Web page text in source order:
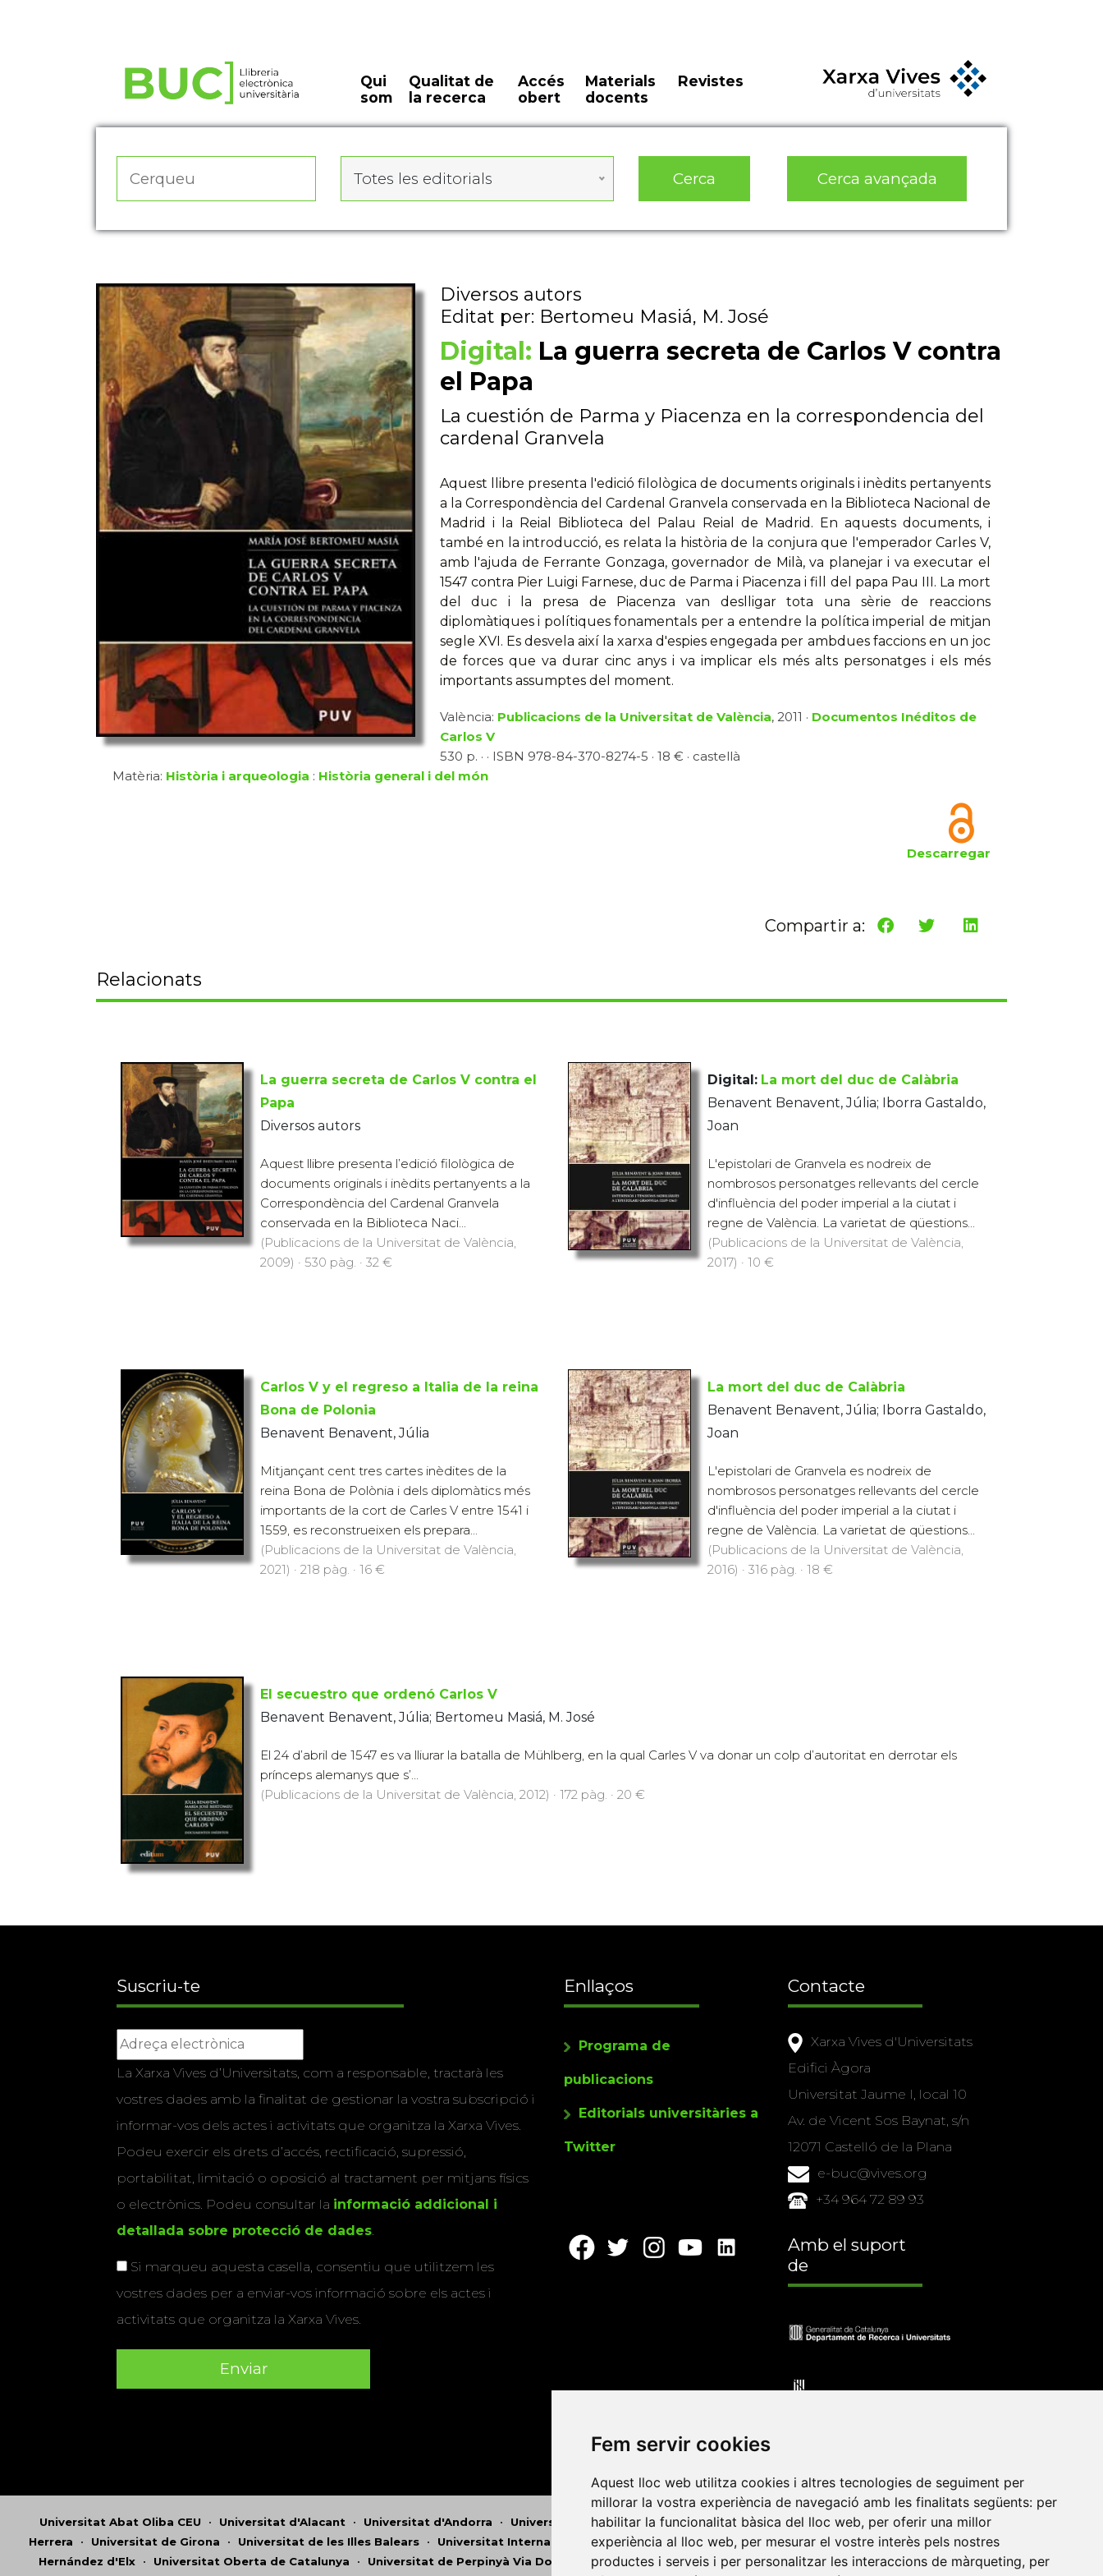
Fem servir cookies
Aquest lloc web utilitza cookies i altres tecnologies de seguiment per
millorar la vostra experiència de navegació amb les finalitats següents: per
habilitar la funcionalitat bàsica del lloc web, per oferir una millor
experiència al lloc web, per mesurar el vostre interès pels nostres
productes i serveis i per personalitzar les interaccions de màrqueting, per
Qui
som
Qualitat de
la recerca
Accés
obert
Materials
docents
Revistes
Totes les editorials Cerca Cerca avançada
Diversos autors
Editat per: Bertomeu Masiá, M. José
Digital: La guerra secreta de Carlos V contra
el Papa
La cuestión de Parma y Piacenza en la correspondencia del
cardenal Granvela
Aquest llibre presenta l'edició filològica de documents originals i inèdits pertanyents
a la Correspondència del Cardenal Granvela conservada en la Biblioteca Nacional de
Madrid i la Reial Biblioteca del Palau Reial de Madrid. En aquests documents, i
també en la introducció, es relata la història de la conjura que l'emperador Carles V,
amb l'ajuda de Ferrante Gonzaga, governador de Milà, va planejar i va executar el
1547 contra Pier Luigi Farnese, duc de Parma i Piacenza i fill del papa Pau III. La mort
del duc i la presa de Piacenza van deslligar tota una sèrie de reaccions
diplomàtiques i polítiques fonamentals per a entendre la política imperial de mitjan
segle XVI. Es desvela així la xarxa d'espies engegada per ambdues faccions en un joc
de forces que va durar cinc anys i va implicar els més alts personatges i els més
importants assumptes del moment.
València: Publicacions de la Universitat de València, 2011 · Documentos Inéditos de
Carlos V
530 p. · · ISBN 978-84-370-8274-5 · 18 € · castellà
Matèria: Història i arqueologia : Història general i del món
Descarregar
Compartir a:
Relacionats
La guerra secreta de Carlos V contra el
Papa
Diversos autors
Aquest llibre presenta l’edició filològica de
documents originals i inèdits pertanyents a la
Correspondència del Cardenal Granvela
conservada en la Biblioteca Naci...
(Publicacions de la Universitat de València,
2009) · 530 pàg. · 32 €
Digital: La mort del duc de Calàbria
Benavent Benavent, Júlia; Iborra Gastaldo,
Joan
L'epistolari de Granvela es nodreix de
nombrosos personatges rellevants del cercle
d'influència del poder imperial a la ciutat i
regne de València. La varietat de qüestions...
(Publicacions de la Universitat de València,
2017) · 10 €
Carlos V y el regreso a Italia de la reina
Bona de Polonia
Benavent Benavent, Júlia
Mitjançant cent tres cartes inèdites de la
reina Bona de Polònia i dels diplomàtics més
importants de la cort de Carles V entre 1541 i
1559, es reconstrueixen els prepara...
(Publicacions de la Universitat de València,
2021) · 218 pàg. · 16 €
La mort del duc de Calàbria
Benavent Benavent, Júlia; Iborra Gastaldo,
Joan
L'epistolari de Granvela es nodreix de
nombrosos personatges rellevants del cercle
d'influència del poder imperial a la ciutat i
regne de València. La varietat de qüestions...
(Publicacions de la Universitat de València,
2016) · 316 pàg. · 18 €
El secuestro que ordenó Carlos V
Benavent Benavent, Júlia; Bertomeu Masiá, M. José
El 24 d’abril de 1547 es va lliurar la batalla de Mühlberg, en la qual Carles V va donar un colp d’autoritat en derrotar els
prínceps alemanys que s’...
(Publicacions de la Universitat de València, 2012) · 172 pàg. · 20 €
Suscriu-te
La Xarxa Vives d’Universitats, com a responsable, tractarà les
vostres dades amb la finalitat de gestionar la vostra subscripció i
informar-vos dels actes i activitats que organitza la Xarxa Vives.
Podeu exercir els drets d’accés, rectificació, supressió,
portabilitat, limitació o oposició al tractament per mitjans físics
o electrònics. Podeu consultar la informació addicional i
detallada sobre protecció de dades.
Si marqueu aquesta casella, consentiu que utilitzem les
vostres dades per a enviar-vos informació sobre els actes i
activitats que organitza la Xarxa Vives.
Enllaços
Programa de
publicacions
Editorials universitàries a
Twitter
Contacte
Xarxa Vives d'Universitats
Edifici Àgora
Universitat Jaume I, local 10
Av. de Vicent Sos Baynat, s/n
12071 Castelló de la Plana
e-buc@vives.org
+34 964 72 89 93
Amb el suport
de
Universitat Abat Oliba CEU • Universitat d'Alacant • Universitat d'Andorra • Universitat Autònoma de Barcelona•Universitat de Barcelona•Universitat CEU Cardenal
Herrera • Universitat de Girona • Universitat de les Illes Balears • Universitat Internacional de Catalunya•Universitat Jaume I•Universitat de Lleida•Universitat Miguel
Hernández d'Elx • Universitat Oberta de Catalunya • Universitat de Perpinyà Via Domitia •Universitat Politècnica de Catalunya•Universitat Politècnica de València•